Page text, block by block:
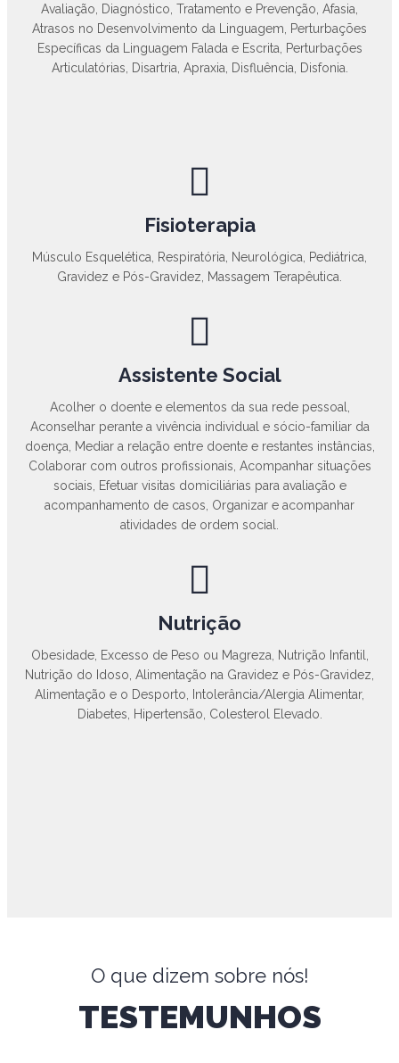
Avaliação, Diagnóstico, Tratamento e Prevenção, Afasia,
Atrasos no Desenvolvimento da Linguagem, Perturbações
Específicas da Linguagem Falada e Escrita, Perturbações
Articulatórias, Disartria, Apraxia, Disfluência, Disfonia.
Fisioterapia
Músculo Esquelética, Respiratória, Neurológica, Pediátrica,
Gravidez e Pós-Gravidez, Massagem Terapêutica.
Assistente Social
Acolher o doente e elementos da sua rede pessoal,
Aconselhar perante a vivência individual e sócio-familiar da
doença, Mediar a relação entre doente e restantes instâncias,
Colaborar com outros profissionais, Acompanhar situações
sociais, Efetuar visitas domiciliárias para avaliação e
acompanhamento de casos, Organizar e acompanhar
atividades de ordem social.
Nutrição
Obesidade, Excesso de Peso ou Magreza, Nutrição Infantil,
Nutrição do Idoso, Alimentação na Gravidez e Pós-Gravidez,
Alimentação e o Desporto, Intolerância/Alergia Alimentar,
Diabetes, Hipertensão, Colesterol Elevado.
O que dizem sobre nós!
TESTEMUNHOS